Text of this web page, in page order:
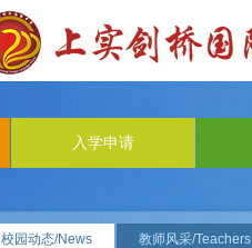
入学申请
校园动态/News 教师风采/Teachers